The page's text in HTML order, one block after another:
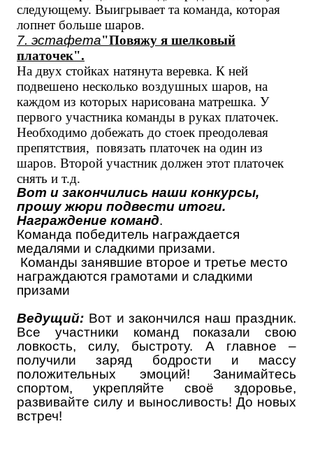
следующему. Выигрывает та команда, которая
лопнет больше шаров.
7. эстафета"Повяжу я шелковый
платочек".
На двух стойках натянута веревка. К ней
подвешено несколько воздушных шаров, на
каждом из которых нарисована матрешка. У
первого участника команды в руках платочек.
Необходимо добежать до стоек преодолевая
препятствия, повязать платочек на один из
шаров. Второй участник должен этот платочек
снять и т.д.
Вот и закончились наши конкурсы,
прошу жюри подвести итоги.
Награждение команд.
Команда победитель награждается
медалями и сладкими призами.
Команды занявшие второе и третье место
награждаются грамотами и сладкими
призами
Ведущий: Вот и закончился наш праздник.
Все участники команд показали свою
ловкость, силу, быстроту. А главное –
получили заряд бодрости и массу
положительных эмоций! Занимайтесь
спортом, укрепляйте своё здоровье,
развивайте силу и выносливость! До новых
встреч!